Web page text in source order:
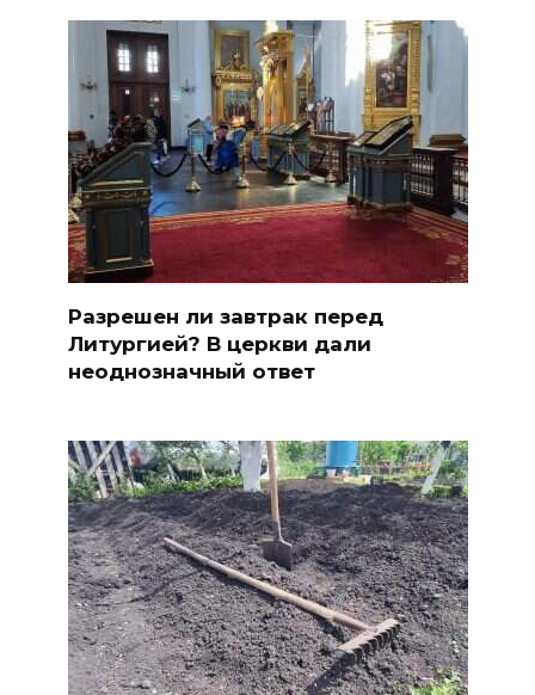
Разрешен ли завтрак перед
Литургией? В церкви дали
неоднозначный ответ